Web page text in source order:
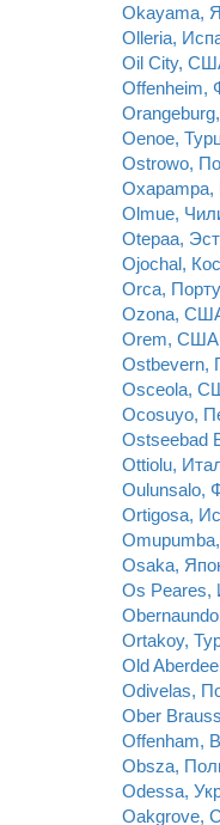
Okayama,
Olleria,
Oil City,
Offenheim,
Oenoe,
Ostrowo,
Oxapampa,
Olmue,
Otepaa,
Ojochal,
Orca,
Ozona,
Orem, США
Ostbevern,
Osceola,
Ocosuyo,
Ostseebad
Ottiolu,
Oulunsalo,
Ortigosa,
Osaka,
Os Peares,
Ortakoy,
Old
Odivelas,
Ober
Offenham,
Obsza,
Odessa,
Oakgrove,